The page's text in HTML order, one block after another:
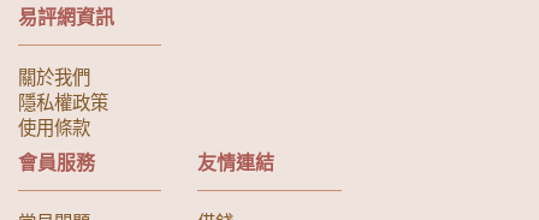
易評網資訊
關於我們
隱私權政策
使用條款
會員服務 友情連結